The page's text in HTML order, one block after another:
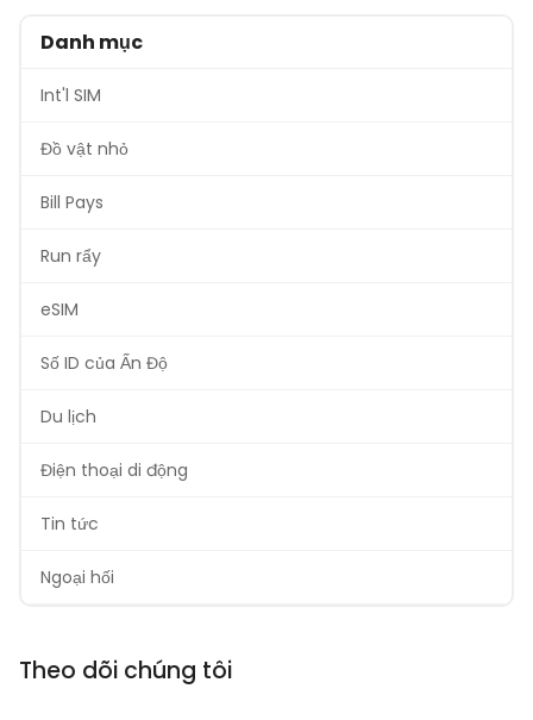
Danh mục
Int'l SIM
Đồ vật nhỏ
Bill Pays
Run rẩy
eSIM
Số ID của Ấn Độ
Du lịch
Điện thoại di động
Tin tức
Ngoại hối
Theo dõi chúng tôi